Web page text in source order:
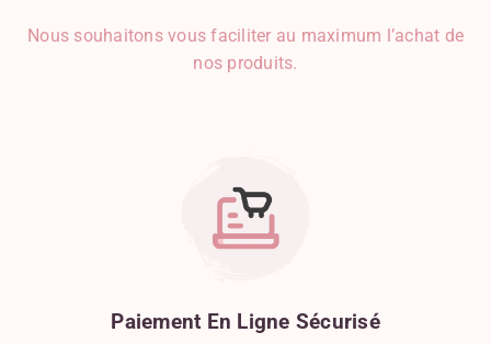
Nous souhaitons vous faciliter au maximum l’achat de
nos produits.
Paiement En Ligne Sécurisé